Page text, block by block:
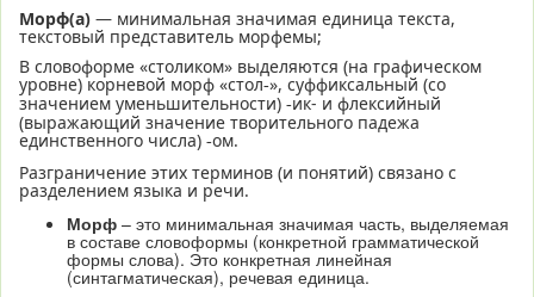
Морф(а) — минимальная значимая единица текста,
текстовый представитель морфемы;
В словоформе «столиком» выделяются (на графическом
уровне) корневой морф «стол‑», суффиксальный (со
значением уменьшительности) ‑ик- и флексийный
(выражающий значение творительного падежа
единственного числа) ‑ом.
Разграничение этих терминов (и понятий) связано с
разделением языка и речи.
Морф – это минимальная значимая часть, выделяемая
в составе словоформы (конкретной грамматической
формы слова). Это конкретная линейная
(синтагматическая), речевая единица.